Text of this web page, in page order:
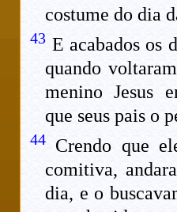
costume do dia
43 E acabados os
quando
menino Jesus
que seus pais o
44 Crendo que
comitiva,
dia, e o